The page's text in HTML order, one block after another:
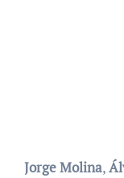
Jorge Molina,